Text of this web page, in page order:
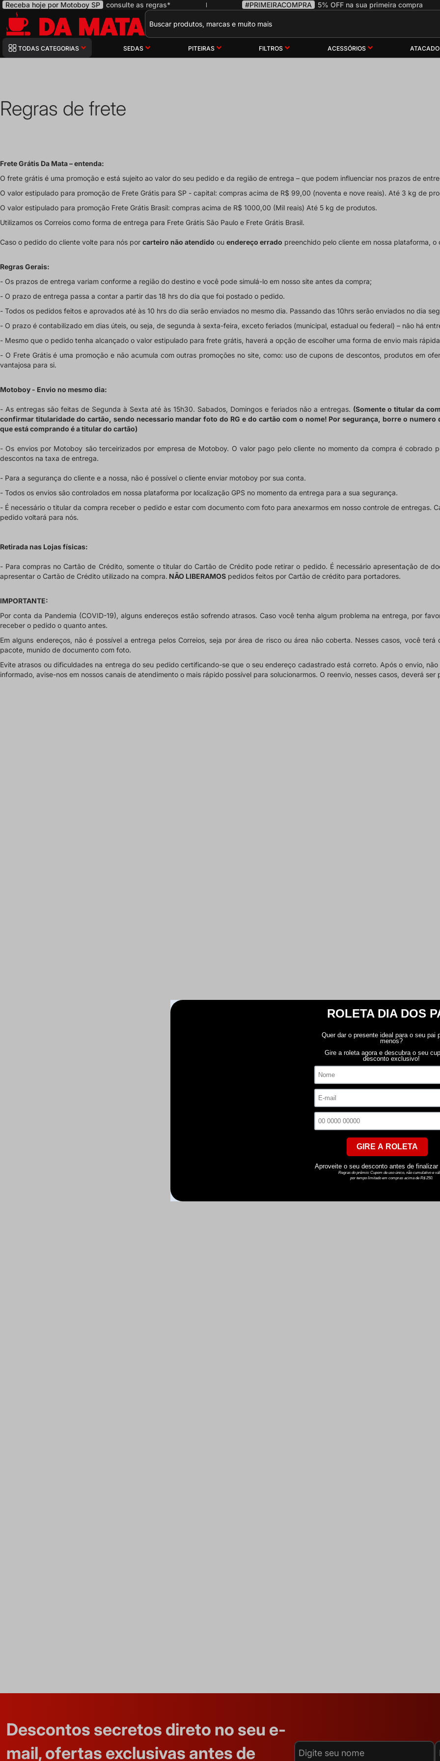
Receba hoje por Motoboy SP consulte as regras* #PRIMEIRACOMPRA 5% OFF na sua primeira compra
Pesquisa
TODAS CATEGORIAS SEDAS PITEIRAS FILTROS ACESSÓRIOS
Regras de frete
Frete Grátis Da Mata – entenda:
O frete grátis é uma promoção e está sujeito ao valor do seu pedido e da região de entrega – que podem influenciar nos prazos de
O valor estipulado para promoção de Frete Grátis para SP - capital: compras acima de R$ 99,00 (noventa e nove reais). Até 3 kg de
O valor estipulado para promoção Frete Grátis Brasil: compras acima de R$ 1000,00 (Mil reais) Até 5 kg de produtos.
Utilizamos os Correios como forma de entrega para Frete Grátis São Paulo e Frete Grátis Brasil.
Caso o pedido do cliente volte para nós por carteiro não atendido ou endereço errado preenchido pelo cliente em nossa plataforma,
Regras Gerais:
- Os prazos de entrega variam conforme a região do destino e você pode simulá-lo em nosso site antes da compra;
- O prazo de entrega passa a contar a partir das 18 hrs do dia que foi postado o pedido.
- Todos os pedidos feitos e aprovados até às 10 hrs do dia serão enviados no mesmo dia. Passando das 10hrs serão enviados no dia
- O prazo é contabilizado em dias úteis, ou seja, de segunda à sexta-feira, exceto feriados (municipal, estadual ou federal) – não há
- Mesmo que o pedido tenha alcançado o valor estipulado para frete grátis, haverá a opção de escolher uma forma de envio mais rápida
- O Frete Grátis é uma promoção enão acumula com outras promoções no site, como: uso de cupons de descontos, produtos em
vantajosa para si.
Motoboy - Envio no mesmo dia:
- As entregas são feitas de Segunda à Sexta até às 15h30. Sabados, Domingos e feriados não a entregas. (Somente o titular da
confirmar titularidade do cartão, sendo necessario mandar foto do RG e do cartão com o nome! Por segurança, borre o numero
que está comprando é a titular do cartão)
- Os envios por Motoboy são terceirizados por empresa de Motoboy. O valor pago pelo cliente no momento da compra é cobrado
descontos na taxa de entrega.
- Para a segurança do cliente e a nossa, não é possível o cliente enviar motoboy por sua conta.
- Todos os envios são controlados em nossa plataforma por localização GPS no momento da entrega para a sua segurança.
- É necessário o titular da compra receber o pedido e estar com documento com foto para anexarmos em nosso controle de entregas.
pedido voltará para nós.
Retirada nas Lojas físicas:
- Para compras no Cartão de Crédito, somente o titular do Cartão de Crédito pode retirar o pedido. É necessário apresentação de
apresentar o Cartão de Crédito utilizado na compra. NÃO LIBERAMOS pedidos feitos por Cartão de crédito para portadores.
IMPORTANTE:
Por conta da Pandemia (COVID-19), alguns endereços estão sofrendo atrasos. Caso você tenha algum problema na entrega, por
receber o pedido o quanto antes.
Em alguns endereços, não é possível a entrega pelos Correios, seja por área de risco ou área não coberta. Nesses casos, você
pacote, munido de documento com foto.
Evite atrasos ou dificuldades na entrega do seu pedido certificando-se que o seu endereço cadastrado está correto. Após o envio,
informado, avise-nos em nossos canais de atendimento o mais rápido possível para solucionarmos. O reenvio, nesses casos, deverá ser
Descontos secretos direto no seu e-
mail, ofertas exclusivas antes de